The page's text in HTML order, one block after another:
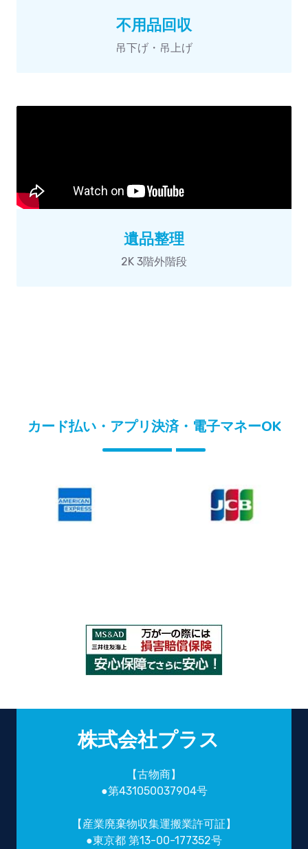
不用品回収
吊下げ・吊上げ
遺品整理
2K 3階外階段
カード払い・アプリ決済・電子マネーOK
株式会社プラス
【古物商】
●第431050037904号
【産業廃棄物収集運搬業許可証】
●東京都 第13-00-177352号